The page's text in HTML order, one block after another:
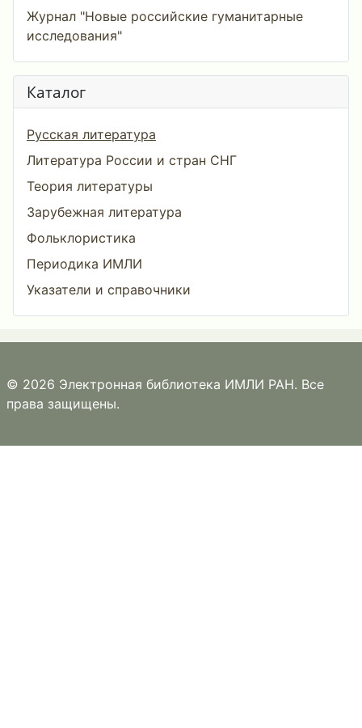
Журнал "Новые российские гуманитарные
исследования"
Каталог
Русская литература
Литература России и стран СНГ
Теория литературы
Зарубежная литература
Фольклористика
Периодика ИМЛИ
Указатели и справочники
© 2026 Электронная библиотека ИМЛИ РАН. Все
права защищены.